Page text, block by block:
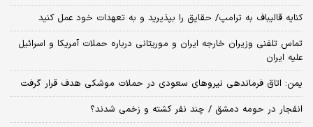
کنایه قالیباف به ترامپ/ حقایق را بپذیرید و به تعهدات خود عمل کنید
تماس تلفنی وزیران خارجه ایران و موریتانی درباره حملات آمریکا و اسرائیل
علیه ایران
یمن: اتاق فرماندهی نیروهای سعودی در حملات موشکی هدف قرار گرفت
انفجار در حومه دمشق / چند نفر کشته و زخمی شدند؟